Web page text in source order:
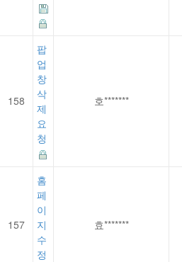
158
팝
업
창
삭
제
요
청
호*******
157
홈
페
이
지
수
정
효*******